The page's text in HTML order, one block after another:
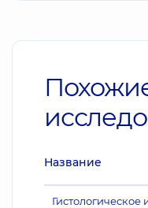
Название